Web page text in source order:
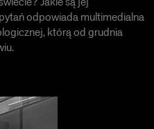
Jakie są jej
odpowiada multimedialna
którą od grudnia